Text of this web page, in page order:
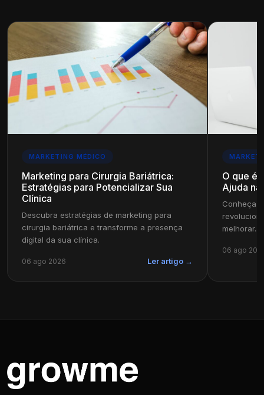
MARKETING MÉDICO
Marketing para Cirurgia Bariátrica:
Estratégias para Potencializar Sua
Clínica
Descubra estratégias de marketing para
cirurgia bariátrica e transforme a presença
digital da sua clínica.
06 ago 2026 Ler artigo →
O que é
Ajuda
Conheça
melhorar...
06 ago